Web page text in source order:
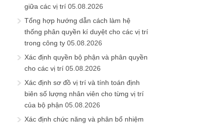
giữa các vị trí 05.08.2026
Tổng hợp hướng dẫn cách làm hệ
thống phân quyền kí duyệt cho các vị trí
trong công ty 05.08.2026
Xác định quyền bộ phận và phân quyền
cho các vị trí 05.08.2026
Xác định sơ đồ vị trí và tính toán định
biên số lượng nhân viên cho từng vị trí
của bộ phận 05.08.2026
Xác định chức năng và phân bổ nhiệm